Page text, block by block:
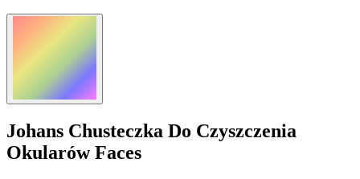
Johans Chusteczka Do Czyszczenia
Okularów Faces